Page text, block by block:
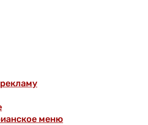
меню